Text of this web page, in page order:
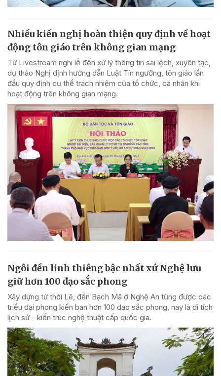
Nhiều kiến nghị hoàn thiện quy định về hoạt
động tôn giáo trên không gian mạng
Từ Livestream nghi lễ đến xử lý thông tin sai lệch, xuyên tạc,
dự thảo Nghị định hướng dẫn Luật Tín ngưỡng, tôn giáo lần
đầu quy định cụ thể trách nhiệm của tổ chức, cá nhân khi
hoạt động trên không gian mạng.
Ngôi đền linh thiêng bậc nhất xứ Nghệ lưu
giữ hơn 100 đạo sắc phong
Xây dựng từ thời Lê, đền Bạch Mã ở Nghệ An từng được các
triều đại phong kiến ban hơn 100 đạo sắc phong, nay là di tích
lịch sử - kiến trúc nghệ thuật cấp quốc gia.